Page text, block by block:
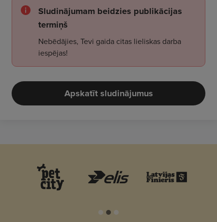
Sludinājumam beidzies publikācijas
termiņš
Nebēdājies, Tevi gaida citas lieliskas darba
iespējas!
Apskatīt sludinājumus